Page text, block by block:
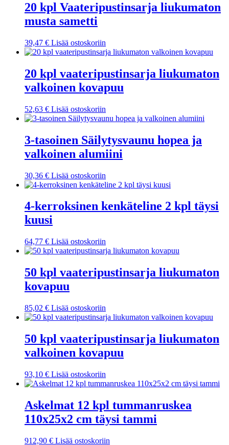
20 kpl Vaateripustinsarja liukumaton
musta sametti
39,47 € Lisää ostoskoriin
20 kpl vaateripustinsarja liukumaton
valkoinen kovapuu
52,63 € Lisää ostoskoriin
3-tasoinen Säilytysvaunu hopea ja
valkoinen alumiini
30,36 € Lisää ostoskoriin
4-kerroksinen kenkäteline 2 kpl täysi
kuusi
64,77 € Lisää ostoskoriin
50 kpl vaateripustinsarja liukumaton
kovapuu
85,02 € Lisää ostoskoriin
50 kpl vaateripustinsarja liukumaton
valkoinen kovapuu
93,10 € Lisää ostoskoriin
Askelmat 12 kpl tummanruskea
110x25x2 cm täysi tammi
912,90 € Lisää ostoskoriin